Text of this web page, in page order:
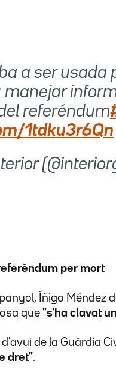
a ser usada
manejar
referéndum
1tdku3r6Qn
per mort
Íñigo Méndez
que "s'ha clavat
de la Guàrdia
dret".